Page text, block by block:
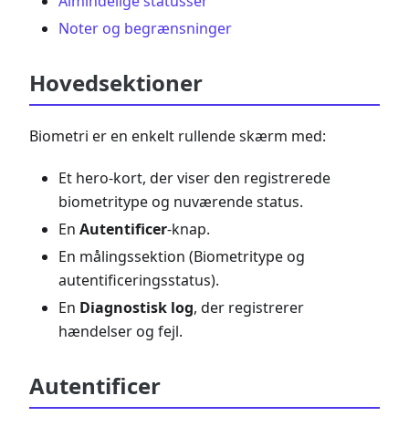
Noter og begrænsninger
Hovedsektioner
Biometri er en enkelt rullende skærm med:
Et hero-kort, der viser den registrerede
biometritype og nuværende status.
En Autentificer-knap.
En målingssektion (Biometritype og
autentificeringsstatus).
En Diagnostisk log, der registrerer
hændelser og fejl.
Autentificer